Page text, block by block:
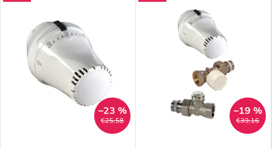
€25,58
–23 %
€39,16
–19 %